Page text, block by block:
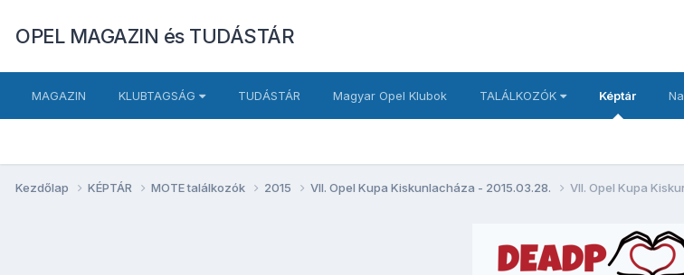
OPEL MAGAZIN és TUDÁSTÁR
MAGAZIN KLUBTAGSÁG TUDÁSTÁR Magyar Opel Klubok TALÁLKOZÓK Képtár
Kezdőlap KÉPTÁR MOTE találkozók 2015 VII. Opel Kupa Kiskunlacháza - 2015.03.28. VII. Opel Kupa